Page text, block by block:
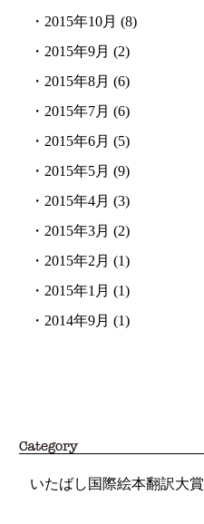
・ 2015年10月 (8)
・ 2015年9月 (2)
・ 2015年8月 (6)
・ 2015年7月 (6)
・ 2015年6月 (5)
・ 2015年5月 (9)
・ 2015年4月 (3)
・ 2015年3月 (2)
・ 2015年2月 (1)
・ 2015年1月 (1)
・ 2014年9月 (1)
いたばし国際絵本翻訳大賞